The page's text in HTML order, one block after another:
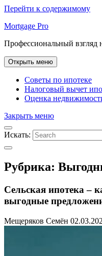
Перейти к содержимому
Mortgage Pro
Профессиональный взгляд
Открыть меню
Советы по ипотеке
Налоговый вычет
Оценка
Закрыть меню
Искать:
Рубрика:
Сельская ипотека –
выгодные
Мещеряков Семён